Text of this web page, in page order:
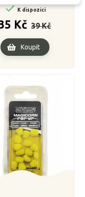
 K dispozici
Kč
cena
39 Kč
Koupit